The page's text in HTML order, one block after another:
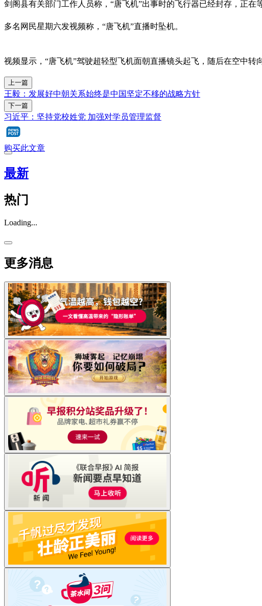
剑阁县有关部门工作人员称，“唐飞机”出事时的飞行器已经封存，正在
多名网民星期六发视频称，“唐飞机”直播时坠机。
视频显示，“唐飞机”驾驶超轻型飞机面朝直播镜头起飞，随后在空中
上一篇
王毅：发展好中朝关系始终是中国坚定不移的战略方针
下一篇
习近平：坚持党校姓党 加强对学员管理监督
购买此文章
最新
热门
Loading...
更多消息